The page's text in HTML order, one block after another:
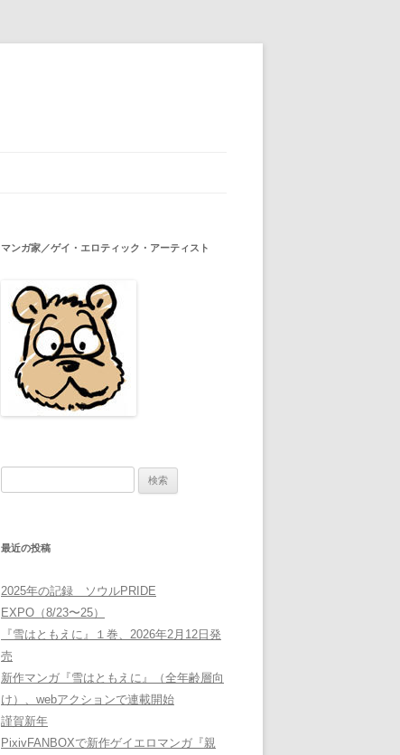
マンガ家／ゲイ・エロティック・アーティスト
最近の投稿
2025年の記録 ソウルPRIDE
EXPO（8/23〜25）
『雪はともえに』１巻、2026年2月12日発
売
新作マンガ『雪はともえに』（全年齢層向
け）、webアクションで連載開始
謹賀新年
PixivFANBOXで新作ゲイエロマンガ『親